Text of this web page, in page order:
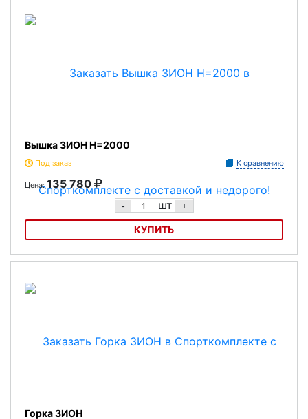
Вышка ЗИОН H=2000
Под заказ К сравнению
Цена:135 780
- шт +
КУПИТЬ
Вышка ЗИОН H=2000
Горка ЗИОН